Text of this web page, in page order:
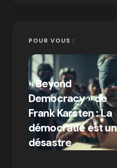
POUR VOUS :
« Beyond
Democracy » de
Frank Karsten : La
démocratie est un
désastre